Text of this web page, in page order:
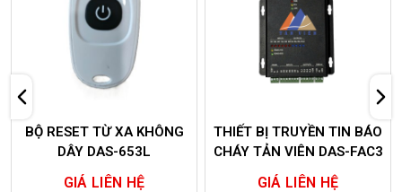
BỘ RESET TỪ XA KHÔNG
DÂY DAS-653L
GIÁ LIÊN HỆ
THIẾT BỊ TRUYỀN TIN BÁO
CHÁY TẢN VIÊN DAS-FAC3
GIÁ LIÊN HỆ